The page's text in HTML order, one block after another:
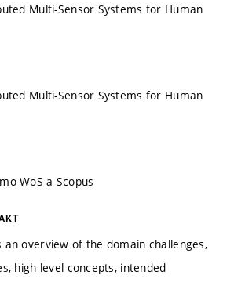
Multi-Sensor Systems for Human
Multi-Sensor Systems for Human
WoS a Scopus
an overview of the domain challenges,
high-level concepts, intended